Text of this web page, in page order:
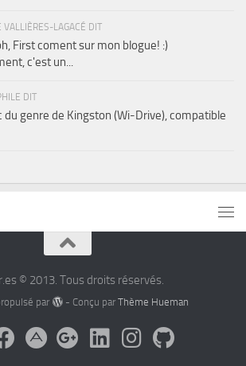
VALLIÈRES-LAGACÉ DIT
First coment sur mon blogue! :)
c'est un...
DIT
du genre de Kingston (Wi-Drive), compatible
© 2013. Tous droits réservés.
par - Conçu par Thème Hueman